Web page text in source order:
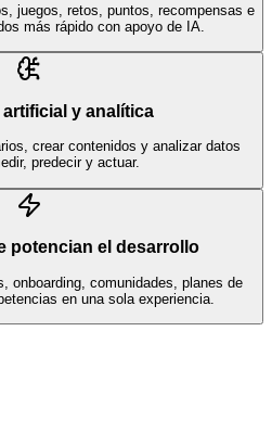
juegos, retos, puntos, recompensas e
más rápido con apoyo de IA.
artificial y analítica
crear contenidos y analizar datos
predecir y actuar.
potencian el desarrollo
onboarding, comunidades, planes de
en una sola experiencia.